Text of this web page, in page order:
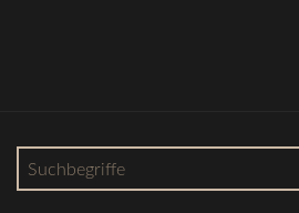
Suchbegriffe
OGG News